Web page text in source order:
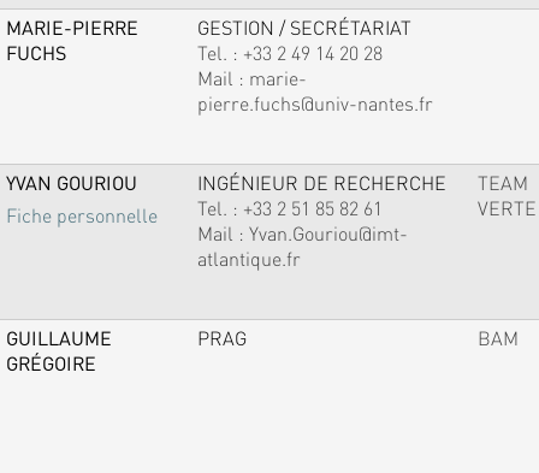
MARIE-PIERRE
FUCHS
GESTION / SECRÉTARIAT
Tel. : +33 2 49 14 20 28
Mail : marie-
pierre.fuchs@univ-nantes.fr
YVAN GOURIOU
Fiche personnelle
INGÉNIEUR DE RECHERCHE
Tel. : +33 2 51 85 82 61
Mail : Yvan.Gouriou@imt-
atlantique.fr
TEAM
VERTE
GUILLAUME
GRÉGOIRE
PRAG BAM